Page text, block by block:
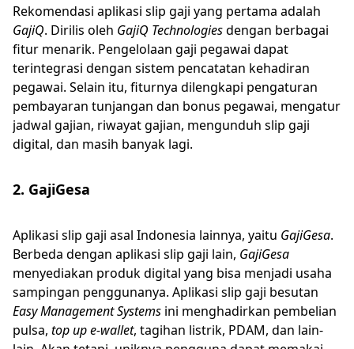
Rekomendasi aplikasi slip gaji yang pertama adalah
GajiQ. Dirilis oleh GajiQ Technologiesdengan berbagai
fitur menarik. Pengelolaan gaji pegawai dapat
terintegrasi dengan sistem pencatatan kehadiran
pegawai. Selain itu, fiturnya dilengkapi pengaturan
pembayaran tunjangan dan bonus pegawai, mengatur
jadwal gajian, riwayat gajian, mengunduh slip gaji
digital, dan masih banyak lagi.
2. GajiGesa
Aplikasi slip gaji asal Indonesia lainnya, yaitu GajiGesa.
Berbeda dengan aplikasi slip gaji lain, GajiGesa
menyediakan produk digital yang bisa menjadi usaha
sampingan penggunanya. Aplikasi slip gaji besutan
Easy Management Systems ini menghadirkan pembelian
pulsa, top up e-wallet, tagihan listrik, PDAM, dan lain-